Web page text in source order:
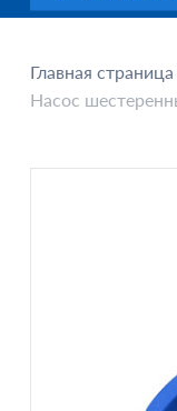
Главная страница
Насос